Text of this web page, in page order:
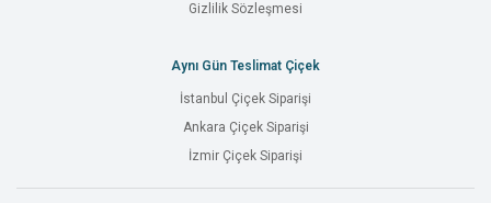
Gizlilik Sözleşmesi
Aynı Gün Teslimat Çiçek
İstanbul Çiçek Siparişi
Ankara Çiçek Siparişi
İzmir Çiçek Siparişi